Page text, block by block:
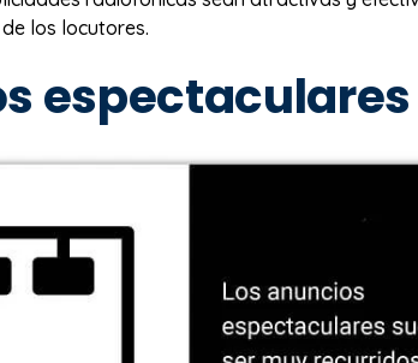
los locutores.
espectaculares